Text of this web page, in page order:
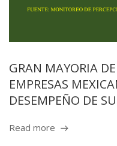
GRAN MAYORIA
EMPRESAS
DESEMPEÑO DE
Read more